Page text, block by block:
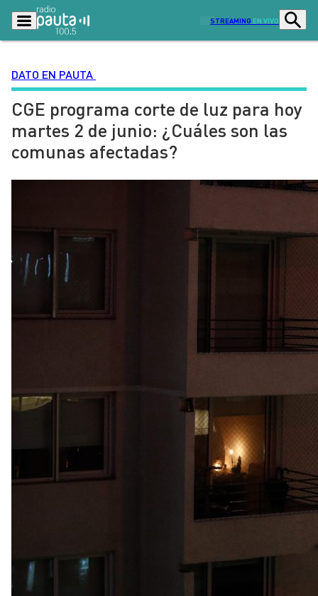
STREAMING EN VIVO
Podcasts Programas
Lo Último Actualidad
Ciudad
Sostenibilidad
Entretención y Cultura
Dato en Pauta
DATO EN PAUTA
CGE programa corte de luz para hoy
martes 2 de junio: ¿Cuáles son las
comunas afectadas?